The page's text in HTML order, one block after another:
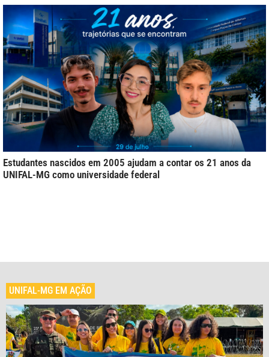
Estudantes nascidos em 2005 ajudam a contar os 21 anos da
UNIFAL-MG como universidade federal
UNIFAL-MG EM AÇÃO